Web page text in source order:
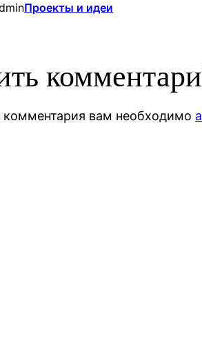
Проекты и идеи
комментария вам необходимо